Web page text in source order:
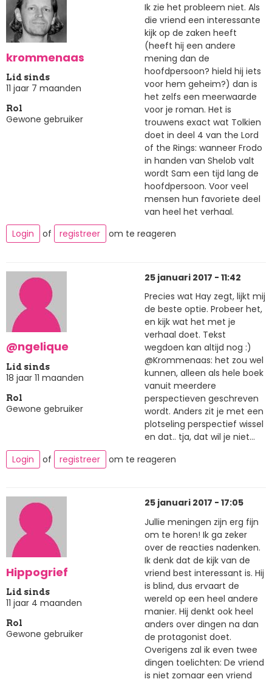
krommenaas
Lid sinds
11 jaar 7 maanden
Rol
Gewone gebruiker
Ik zie het probleem niet. Als
die vriend een interessante
kijk op de zaken heeft
(heeft hij een andere
mening dan de
hoofdpersoon? hield hij iets
voor hem geheim?) dan is
het zelfs een meerwaarde
voor je roman. Het is
trouwens exact wat Tolkien
doet in deel 4 van the Lord
of the Rings: wanneer Frodo
in handen van Shelob valt
wordt Sam een tijd lang de
hoofdpersoon. Voor veel
mensen hun favoriete deel
van heel het verhaal.
Login
of registreer om te reageren
@ngelique
Lid sinds
18 jaar 11 maanden
Rol
Gewone gebruiker
25 januari 2017 - 11:42
Precies wat Hay zegt, lijkt mij
de beste optie. Probeer het,
en kijk wat het met je
verhaal doet. Tekst
wegdoen kan altijd nog :)
@Krommenaas: het zou wel
kunnen, alleen als hele boek
vanuit meerdere
perspectieven geschreven
wordt. Anders zit je met een
plotseling perspectief wissel
en dat.. tja, dat wil je niet...
Login
of registreer om te reageren
Hippogrief
Lid sinds
11 jaar 4 maanden
Rol
Gewone gebruiker
25 januari 2017 - 17:05
Jullie meningen zijn erg fijn
om te horen! Ik ga zeker
over de reacties nadenken.
Ik denk dat de kijk van de
vriend best interessant is. Hij
is blind, dus ervaart de
wereld op een heel andere
manier. Hij denkt ook heel
anders over dingen na dan
de protagonist doet.
Overigens zal ik even twee
dingen toelichten: De vriend
is niet zomaar een vriend